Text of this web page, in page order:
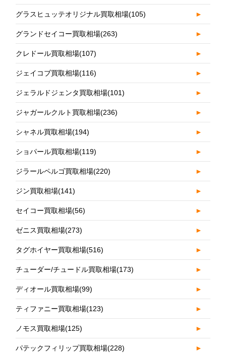
グラスヒュッテオリジナル買取相場(105) ►
グランドセイコー買取相場(263) ►
クレドール買取相場(107) ►
ジェイコブ買取相場(116) ►
ジェラルドジェンタ買取相場(101) ►
ジャガールクルト買取相場(236) ►
シャネル買取相場(194) ►
ショパール買取相場(119) ►
ジラールペルゴ買取相場(220) ►
ジン買取相場(141) ►
セイコー買取相場(56) ►
ゼニス買取相場(273) ►
タグホイヤー買取相場(516) ►
チューダー/チュードル買取相場(173) ►
ディオール買取相場(99) ►
ティファニー買取相場(123) ►
ノモス買取相場(125) ►
パテックフィリップ買取相場(228) ►